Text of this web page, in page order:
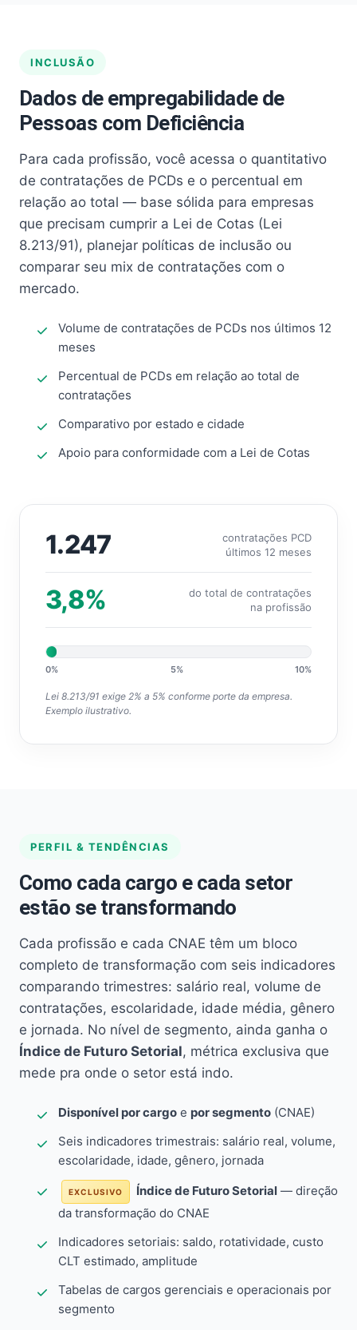
INCLUSÃO
Dados de empregabilidade de
Pessoas com Deficiência
Para cada profissão, você acessa o quantitativo
de contratações de PCDs e o percentual em
relação ao total — base sólida para empresas
que precisam cumprir a Lei de Cotas (Lei
8.213/91), planejar políticas de inclusão ou
comparar seu mix de contratações com o
mercado.
Volume de contratações de PCDs nos últimos 12
meses
Percentual de PCDs em relação ao total de
contratações
Comparativo por estado e cidade
Apoio para conformidade com a Lei de Cotas
1.247
contratações PCD
últimos 12 meses
3,8%
do total de contratações
na profissão
0% 5% 10%
Lei 8.213/91 exige 2% a 5% conforme porte da empresa.
Exemplo ilustrativo.
PERFIL & TENDÊNCIAS
Como cada cargo e cada setor
estão se transformando
Cada profissão e cada CNAE têm um bloco
completo de transformação com seis indicadores
comparando trimestres: salário real, volume de
contratações, escolaridade, idade média, gênero
e jornada. No nível de segmento, ainda ganha o
Índice de Futuro Setorial, métrica exclusiva que
mede pra onde o setor está indo.
Disponível por cargo e por segmento (CNAE)
Seis indicadores trimestrais: salário real, volume,
escolaridade, idade, gênero, jornada
EXCLUSIVO Índice de Futuro Setorial — direção
da transformação do CNAE
Indicadores setoriais: saldo, rotatividade, custo
CLT estimado, amplitude
Tabelas de cargos gerenciais e operacionais por
segmento